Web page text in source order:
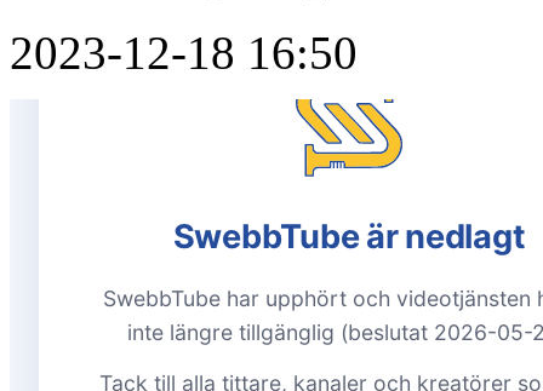
2023-12-18 16:50